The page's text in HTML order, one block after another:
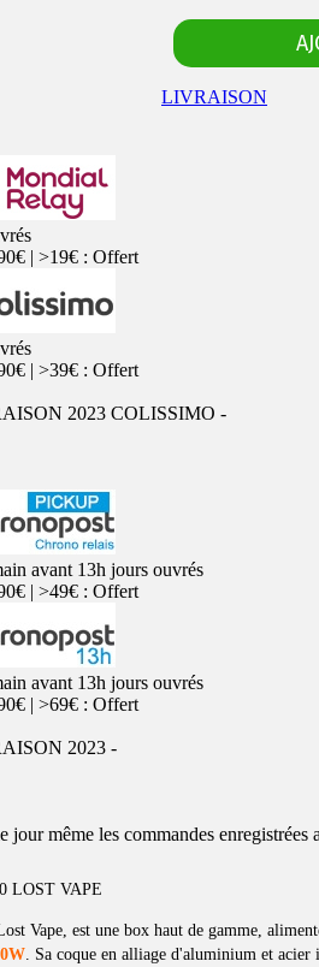
LIVRAISON
| >19€ : Offert
| >39€ : Offert
2023 COLISSIMO -
avant 13h jours ouvrés
| >49€ : Offert
avant 13h jours ouvrés
| >69€ : Offert
2023 -
jour même les commandes
LOST VAPE
Vape, est une box haut de gamme,
. Sa coque en alliage d'aluminium et acier